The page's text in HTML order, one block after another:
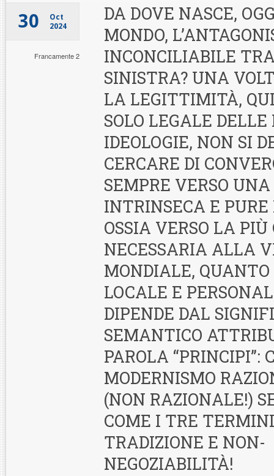
30
Oct
2024
Francamente 2
DA DOVE NASCE,
MONDO,
INCONCILIABILE
SINISTRA? UNA
LA LEGITTIMITÀ,
SOLO LEGALE DELLE
IDEOLOGIE, NON SI
CERCARE DI
SEMPRE VERSO
INTRINSECA E
OSSIA VERSO LA PIÙ
NECESSARIA ALLA
MONDIALE,
LOCALE E
DIPENDE DAL
SEMANTICO
PAROLA “PRINCIPI”:
MODERNISMO
(NON RAZIONALE!)
COME I TRE
TRADIZIONE E NON-
NEGOZIABILITÀ!